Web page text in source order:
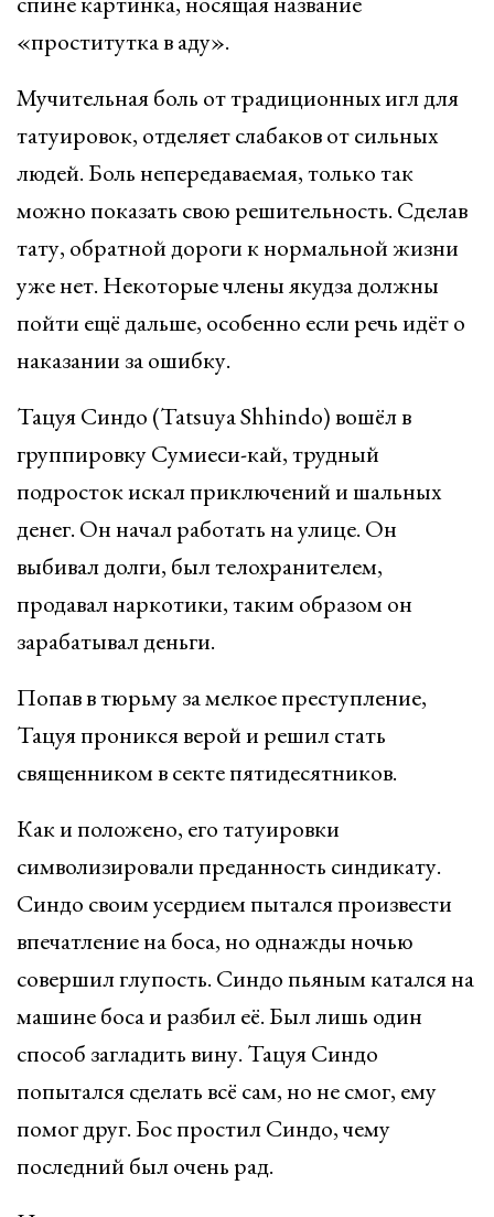
«проститутка в аду».
Мучительная боль от традиционных игл для
татуировок, отделяет слабаков от сильных
людей. Боль непередаваемая, только так
можно показать свою решительность. Сделав
тату, обратной дороги к нормальной жизни
уже нет. Некоторые члены якудза должны
пойти ещё дальше, особенно если речь идёт о
наказании за ошибку.
Тацуя Синдо (Tatsuya Shhindo) вошёл в
группировку Сумиеси-кай, трудный
подросток искал приключений и шальных
денег. Он начал работать на улице. Он
выбивал долги, был телохранителем,
продавал наркотики, таким образом он
зарабатывал деньги.
Попав в тюрьму за мелкое преступление,
Тацуя проникся верой и решил стать
священником в секте пятидесятников.
Как и положено, его татуировки
символизировали преданность синдикату.
Синдо своим усердием пытался произвести
впечатление на боса, но однажды ночью
совершил глупость. Синдо пьяным катался на
машине боса и разбил её. Был лишь один
способ загладить вину. Тацуя Синдо
попытался сделать всё сам, но не смог, ему
помог друг. Бос простил Синдо, чему
последний был очень рад.